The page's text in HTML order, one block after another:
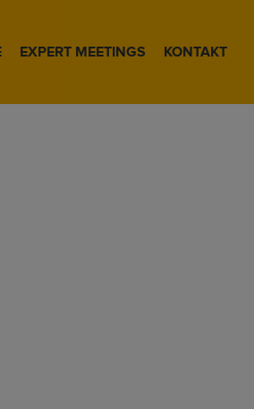
EXPERT MEETINGS KONTAKT
visionärer Physiker als auch
seiner unternehmerischen
einer wirtschaftlich
freien Energiewirtschaft auf